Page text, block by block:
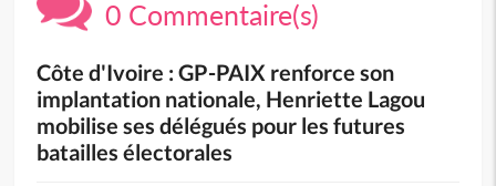
0 Commentaire(s)
Côte d'Ivoire : GP-PAIX renforce son
implantation nationale, Henriette Lagou
mobilise ses délégués pour les futures
batailles électorales